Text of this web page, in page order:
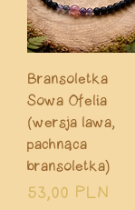
Bransoletka
Sowa Ofelia
(wersja lawa,
pachnąca
bransoletka)
Prezzo
53,00 PLN